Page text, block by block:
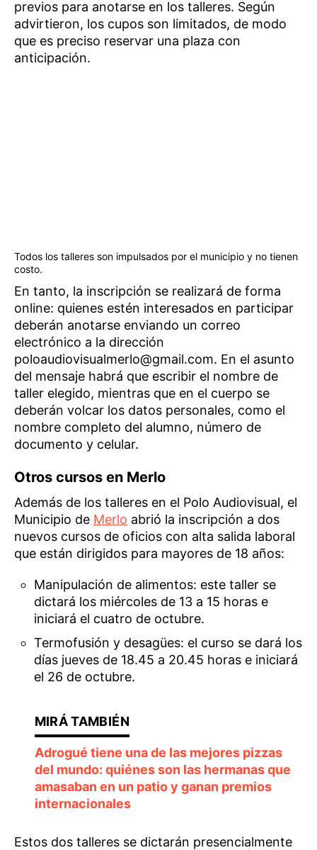
previos para anotarse en los talleres. Según
advirtieron, los cupos son limitados, de modo
que es preciso reservar una plaza con
anticipación.
Todos los talleres son impulsados por el municipio y no tienen
costo.
En tanto, la inscripción se realizará de forma
online: quienes estén interesados en participar
deberán anotarse enviando un correo
electrónico a la dirección
poloaudiovisualmerlo@gmail.com. En el asunto
del mensaje habrá que escribir el nombre de
taller elegido, mientras que en el cuerpo se
deberán volcar los datos personales, como el
nombre completo del alumno, número de
documento y celular.
Otros cursos en Merlo
Además de los talleres en el Polo Audiovisual, el
Municipio de Merlo abrió la inscripción a dos
nuevos cursos de oficios con alta salida laboral
que están dirigidos para mayores de 18 años:
Manipulación de alimentos: este taller se
dictará los miércoles de 13 a 15 horas e
iniciará el cuatro de octubre.
Termofusión y desagües: el curso se dará los
días jueves de 18.45 a 20.45 horas e iniciará
el 26 de octubre.
Adrogué tiene una de las mejores pizzas
del mundo: quiénes son las hermanas que
amasaban en un patio y ganan premios
internacionales
Estos dos talleres se dictarán presencialmente